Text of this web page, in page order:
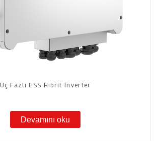
Üç Fazlı ESS Hibrit İnverter
Devamını oku